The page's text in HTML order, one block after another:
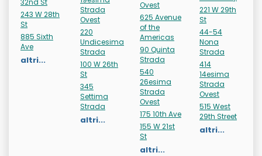
243 W 28th
St
885 Sixth
Ave
altri...
Strada
Ovest
220
Undicesima
Strada
100 W 26th
St
345
Settima
Strada
altri...
Ovest
625 Avenue
of the
Americas
90 Quinta
Strada
540
26esima
Strada
Ovest
175 10th Ave
155 W 21st
St
altri...
221 W 29th
St
44-54
Nona
Strada
414
14esima
Strada
Ovest
515 West
29th Street
altri...